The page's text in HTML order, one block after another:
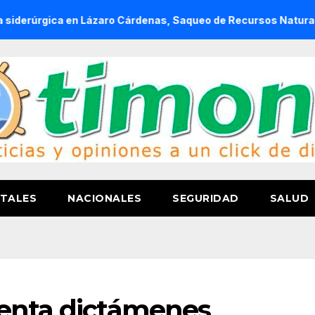
Lázaro Cárdenas, Saqueo de Recursos Naturales a
NACIONALES SEGURIDAD SALUD